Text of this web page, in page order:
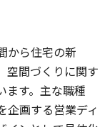
から住宅の新
空間づくりに関す
ます。主な職種
企画する営業ディ